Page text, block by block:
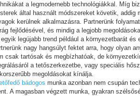
a legmodernebb technológiákkal. Míg
által használt módszereket követik, addig
kerülnek alkalmazásra. Partnerünk
fejlődésével, és mindig a legjobb
legújabb trend például a környezetbarát és
nagy hangsúlyt fektet arra, hogy olyan
csak tartósak és megbízhatóak, de
a tetőszerkezetbe, vagy speciális
megoldásokat kínálja.
bádogos munka azonban nem csupán
A magasban végzett munka, gyakran